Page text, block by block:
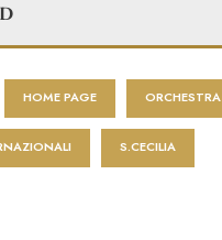
HOME PAGE ORCHESTRA
S.CECILIA